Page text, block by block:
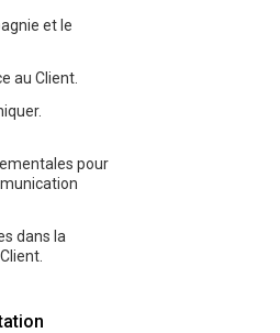
et le
au Client.
pour
dans la